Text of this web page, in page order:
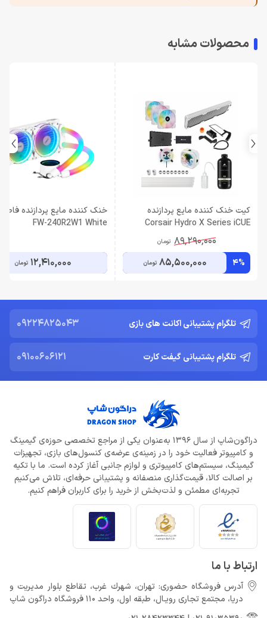
محصولات مشابه
کیت خنک کننده مایع پردازنده
Corsair Hydro X Series iCUE
XH303i RGB Pro White
89,290,000 تومان
4%
85,500,000 تومان
FW-240R2W1 White
12,410,000 تومان
تلگرام پشتیبانی اکانت های بازی 09224825043
تلگرام پشتیبانی گیفت کارت 09100606121
دراگون‌شاپ از سال 1396 به‌عنوان یکی از مراجع تخصصی حوزه‌ی گیمینگ
و کامپیوتر فعالیت خود را در زمینه‌ی عرضه‌ی کنسول‌های بازی، تجهیزات
گیمینگ، سیستم‌های کامپیوتری و لوازم جانبی آغاز کرده است. ما با تکیه
بر اصالت کالا، قیمت‌گذاری منصفانه و پشتیبانی حرفه‌ای، تلاش می‌کنیم
تجربه‌ای مطمئن و لذت‌بخش از خرید را برای کاربران فراهم کنیم.
ارتباط با ما
آدرس فروشگاه حضوری: تهران، شهرك غرب، تقاطع بلوار مدیریت و
دريا، مجتمع تجارى رويـال، طبقه اول، واحد 110 فروشگاه دراگون شاپ